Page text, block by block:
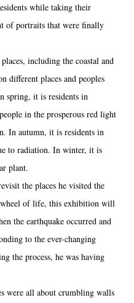
Newsletter
(27) Kazumichi Hashimoto
(267) Keizo Kitajima
Masako Matsui (23) Masashi Otomo
Oshima (38) Nick Haymes
photographers’ gallery press
Publication
Kameoka (32) Shoreline (56)
(44) Tomonori Ryu (15)
Yu Shinoda (7) Yuki Kasama (9)
while taking their
of portraits that were finally
including the coastal and
different places and peoples
spring, it is residents in
in the prosperous red light
In autumn, it is residents in
to radiation. In winter, it is
plant.
the places he visited the
of life, this exhibition will
the earthquake occurred and
to the ever-changing
the process, he was having
were all about crumbling walls